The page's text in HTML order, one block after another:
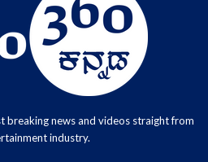
breaking news and videos straight from
industry.